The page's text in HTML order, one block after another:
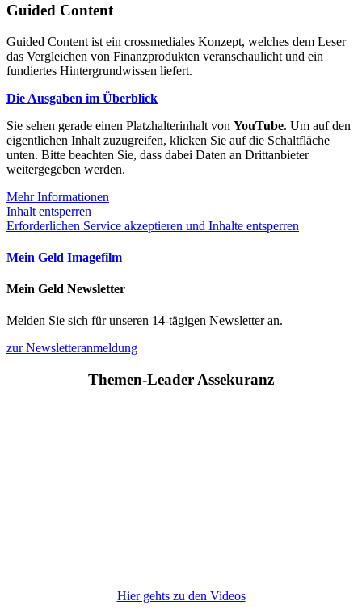
Guided Content
Guided Content ist ein crossmediales Konzept, welches dem Leser
das Vergleichen von Finanzprodukten veranschaulicht und ein
fundiertes Hintergrundwissen liefert.
Die Ausgaben im Überblick
Sie sehen gerade einen Platzhalterinhalt von YouTube. Um auf den
eigentlichen Inhalt zuzugreifen, klicken Sie auf die Schaltfläche
unten. Bitte beachten Sie, dass dabei Daten an Drittanbieter
weitergegeben werden.
Mehr Informationen
Inhalt entsperren
Erforderlichen Service akzeptieren und Inhalte entsperren
Mein Geld Imagefilm
Mein Geld Newsletter
Melden Sie sich für unseren 14-tägigen Newsletter an.
zur Newsletteranmeldung
Themen-Leader Assekuranz
Hier gehts zu den Videos